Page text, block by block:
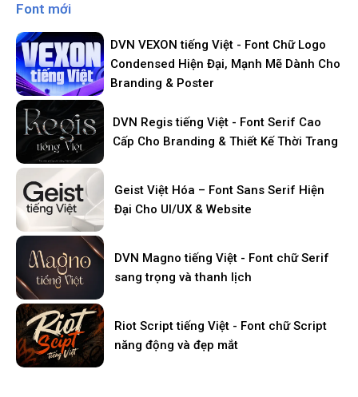
Font mới
DVN VEXON tiếng Việt - Font Chữ Logo
Condensed Hiện Đại, Mạnh Mẽ Dành Cho
Branding & Poster
DVN Regis tiếng Việt - Font Serif Cao
Cấp Cho Branding & Thiết Kế Thời Trang
Geist Việt Hóa – Font Sans Serif Hiện
Đại Cho UI/UX & Website
DVN Magno tiếng Việt - Font chữ Serif
sang trọng và thanh lịch
Riot Script tiếng Việt - Font chữ Script
năng động và đẹp mắt